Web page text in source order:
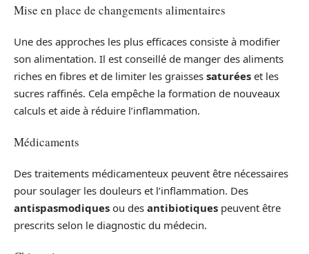
Mise en place de changements alimentaires
Une des approches les plus efficaces consiste à modifier
son alimentation. Il est conseillé de manger des aliments
riches en fibres et de limiter les graisses saturées et les
sucres raffinés. Cela empêche la formation de nouveaux
calculs et aide à réduire l’inflammation.
Médicaments
Des traitements médicamenteux peuvent être nécessaires
pour soulager les douleurs et l’inflammation. Des
antispasmodiques ou des antibiotiques peuvent être
prescrits selon le diagnostic du médecin.